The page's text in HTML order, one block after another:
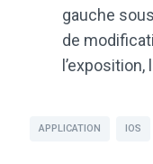
gauche
de
APPLICATION IOS